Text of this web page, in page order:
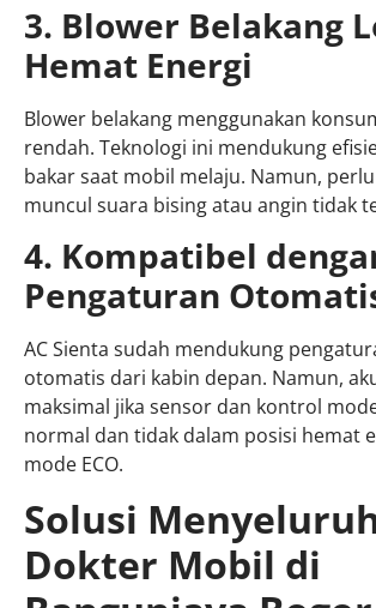
3. Blower Belakang
Hemat Energi
Blower belakang menggunakan
rendah. Teknologi ini mendukung
bakar saat mobil melaju. Namun,
muncul suara bising atau angin tidak
4. Kompatibel
Pengaturan
AC Sienta sudah mendukung
otomatis dari kabin depan. Namun,
maksimal jika sensor dan kontrol
normal dan tidak dalam posisi hemat
mode ECO.
Solusi
Dokter Mobil di